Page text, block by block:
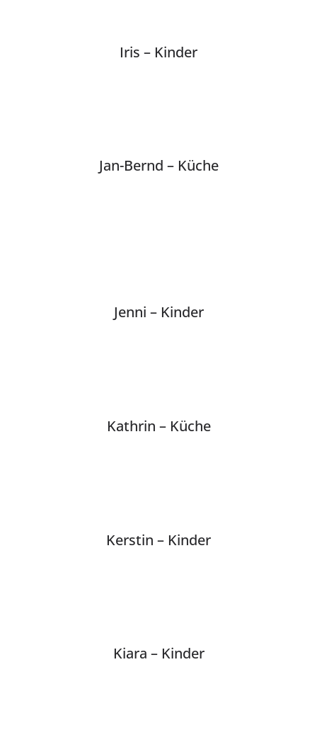
Iris – Kinder
Jan-Bernd – Küche
Jenni – Kinder
Kathrin – Küche
Kerstin – Kinder
Kiara – Kinder